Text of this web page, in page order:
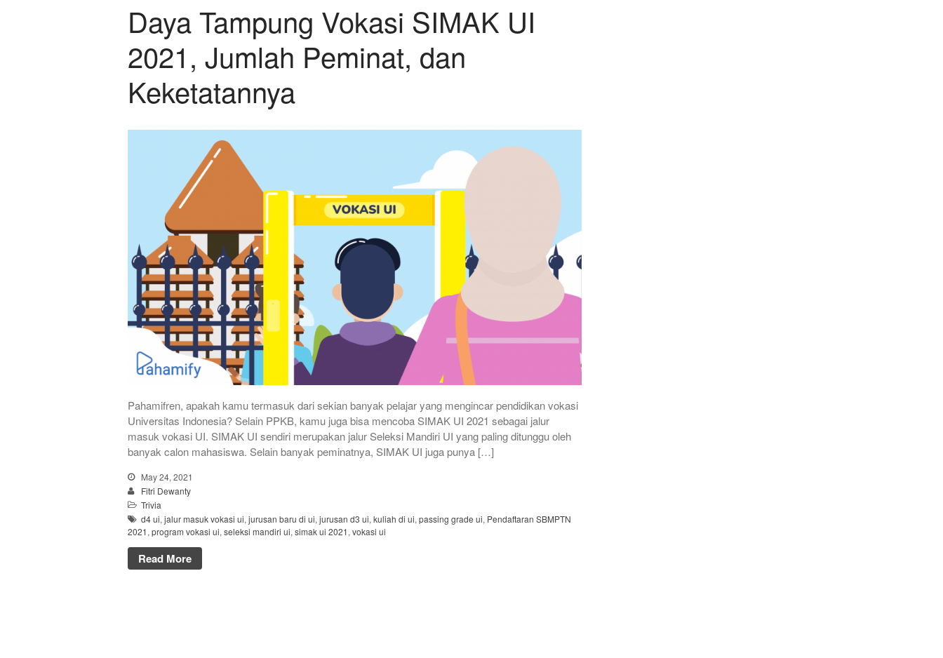
Daya Tampung Vokasi SIMAK UI
2021, Jumlah Peminat, dan
Keketatannya
Pahamifren, apakah kamu termasuk dari sekian banyak pelajar yang mengincar pendidikan vokasi
Universitas Indonesia? Selain PPKB, kamu juga bisa mencoba SIMAK UI 2021 sebagai jalur
masuk vokasi UI. SIMAK UI sendiri merupakan jalur Seleksi Mandiri UI yang paling ditunggu oleh
banyak calon mahasiswa. Selain banyak peminatnya, SIMAK UI juga punya […]
May 24, 2021
Fitri Dewanty
Trivia
d4 ui, jalur masuk vokasi ui, jurusan baru di ui, jurusan d3 ui, kuliah di ui, passing grade ui, Pendaftaran SBMPTN
2021, program vokasi ui, seleksi mandiri ui, simak ui 2021, vokasi ui
Read More